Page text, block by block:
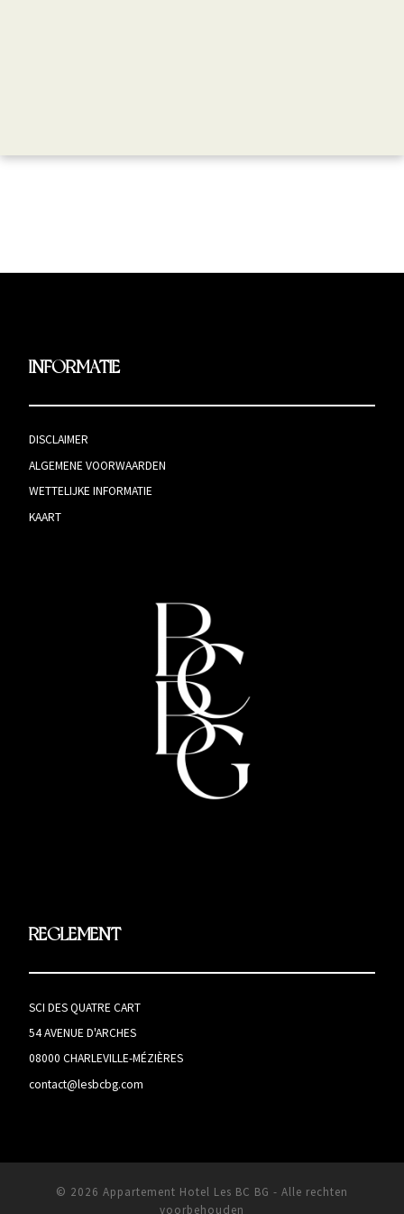
INFORMATIE
DISCLAIMER
ALGEMENE VOORWAARDEN
WETTELIJKE INFORMATIE
KAART
REGLEMENT
SCI DES QUATRE CART
54 AVENUE D'ARCHES
08000 CHARLEVILLE-MÉZIÈRES
contact@lesbcbg.com
© 2026 Appartement Hotel Les BC BG - Alle rechten
voorbehouden